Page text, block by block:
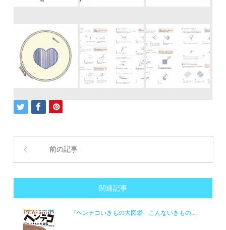
前の記事
関連記事
『ヘンテコいきもの大図鑑 こんないきもの...